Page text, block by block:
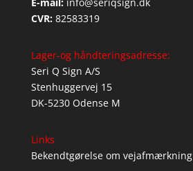
CVR: 82583319
Lager-og håndteringsadresse:
Seri Q Sign A/S
Stenhuggervej 15
DK-5230 Odense M
Links
Bekendtgørelse om vejafmærkning